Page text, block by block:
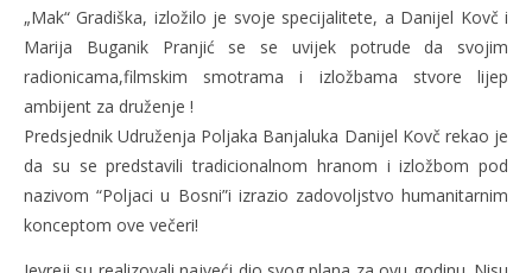
„Mak“ Gradiška, izložilo je svoje specijalitete, a Danijel Kovč i
Marija Buganik Pranjić se se uvijek potrude da svojim
radionicama,filmskim smotrama i izložbama stvore lijep
ambijent za druženje !
Predsjednik Udruženja Poljaka Banjaluka Danijel Kovč rekao je
da su se predstavili tradicionalnom hranom i izložbom pod
nazivom “Poljaci u Bosni”i izrazio zadovoljstvo humanitarnim
konceptom ove večeri!